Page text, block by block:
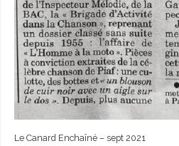
Le Canard Enchaîné – sept 2021